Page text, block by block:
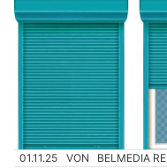
01.11.25 VON BELMEDIA